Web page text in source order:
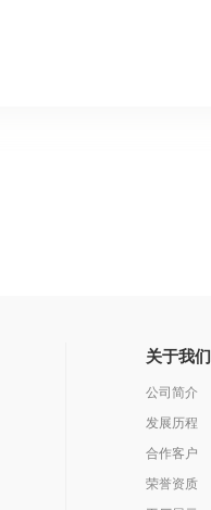
关于我们
公司简介
发展历程
合作客户
荣誉资质